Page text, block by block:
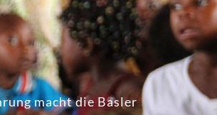
macht die Basler